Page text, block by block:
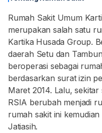
Rumah Sakit Umum
merupakan salah satu
Kartika Husada Group.
daerah Setu dan
beroperasi sebagai
berdasarkan surat izin
Maret 2014. Lalu,
RSIA berubah menjadi
rumah sakit ini
Jatiasih.